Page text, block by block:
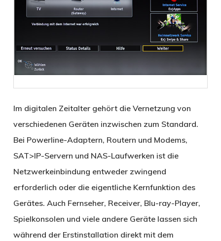
Im digitalen Zeitalter gehört die Vernetzung von
verschiedenen Geräten inzwischen zum Standard.
Bei Powerline-Adaptern, Routern und Modems,
SAT>IP-Servern und NAS-Laufwerken ist die
Netzwerkeinbindung entweder zwingend
erforderlich oder die eigentliche Kernfunktion des
Gerätes. Auch Fernseher, Receiver, Blu-ray-Player,
Spielkonsolen und viele andere Geräte lassen sich
während der Erstinstallation direkt mit dem